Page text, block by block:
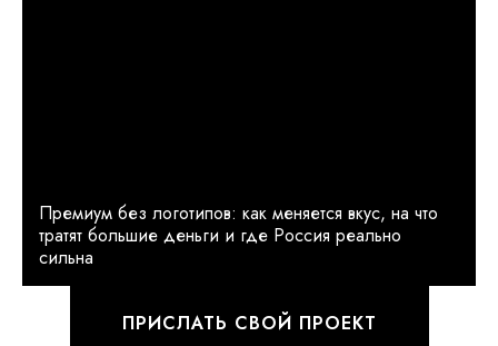
Премиум без логотипов: как меняется вкус, на что
тратят большие деньги и где Россия реально
сильна
ПРИСЛАТЬ СВОЙ ПРОЕКТ